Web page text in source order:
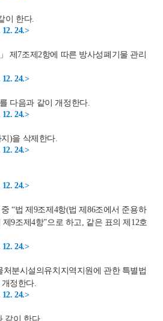
이 한다.
24.>
제7조제2항에 따른 방사성폐기물 관리
24.>
다음과 같이 개정한다.
24.>
)을 삭제한다.
24.>
24.>
“법 제9조제4항(법 제86조에서 준용하
9조제4항”으로 하고, 같은 표의 제12호
24.>
분시설의유치지역지원에 관한 특별법
정한다.
24.>
같이 한다.